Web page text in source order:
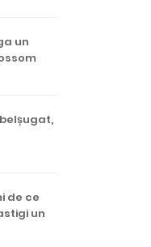
un
de ce
un